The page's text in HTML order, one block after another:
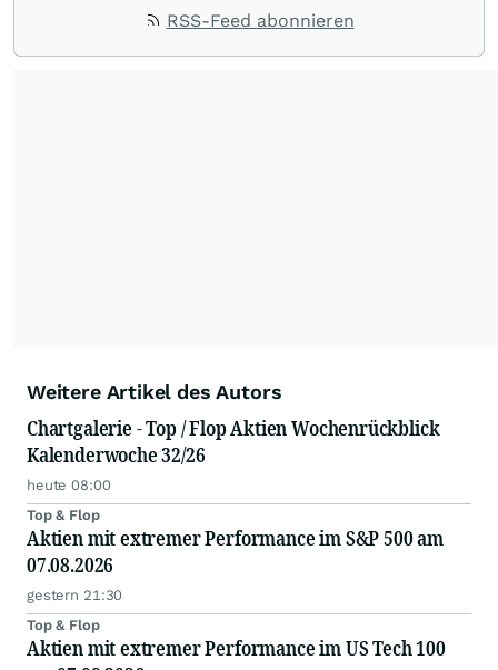
Kursverläufe einer breiten Auswahl an Aktien
RSS-Feed abonnieren
Weitere Artikel des Autors
Chartgalerie - Top / Flop Aktien Wochenrückblick
Kalenderwoche 32/26
heute 08:00
Top & Flop
Aktien mit extremer Performance im S&P 500 am
07.08.2026
gestern 21:30
Top & Flop
Aktien mit extremer Performance im US Tech 100